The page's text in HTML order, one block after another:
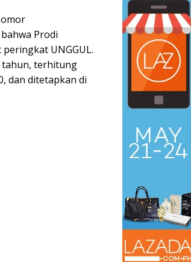
Prodi
UNGGUL.
tahun, terhitung
dan ditetapkan di